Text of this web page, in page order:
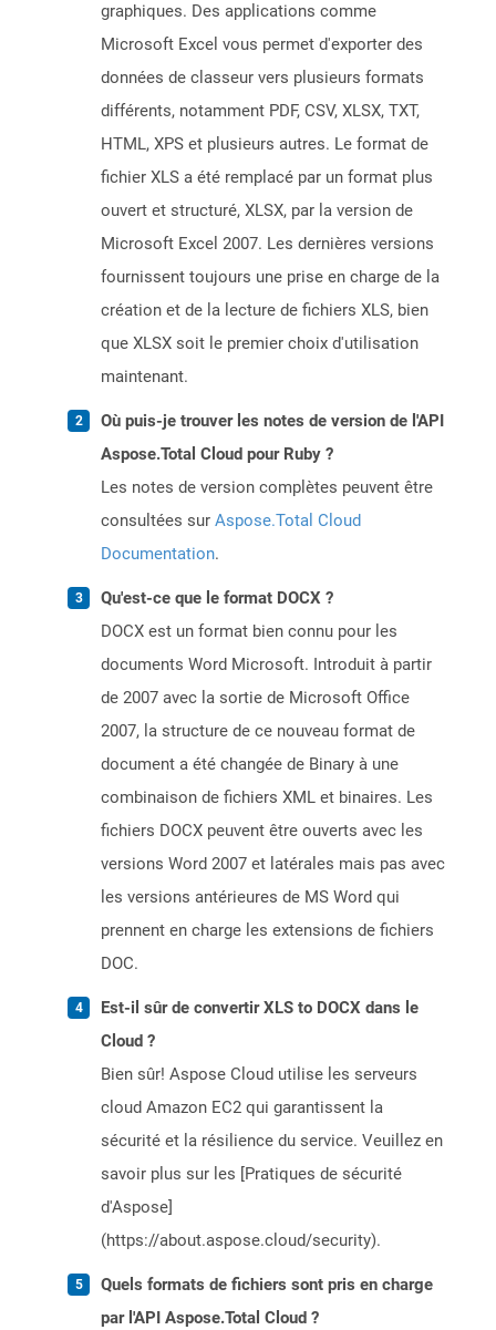
graphiques. Des applications comme
Microsoft Excel vous permet d'exporter des
données de classeur vers plusieurs formats
différents, notamment PDF, CSV, XLSX, TXT,
HTML, XPS et plusieurs autres. Le format de
fichier XLS a été remplacé par un format plus
ouvert et structuré, XLSX, par la version de
Microsoft Excel 2007. Les dernières versions
fournissent toujours une prise en charge de la
création et de la lecture de fichiers XLS, bien
que XLSX soit le premier choix d'utilisation
maintenant.
Où puis-je trouver les notes de version de l'API
Aspose.Total Cloud pour Ruby ?
Les notes de version complètes peuvent être
consultées sur Aspose.Total Cloud
Documentation.
Qu'est-ce que le format DOCX ?
DOCX est un format bien connu pour les
documents Word Microsoft. Introduit à partir
de 2007 avec la sortie de Microsoft Office
2007, la structure de ce nouveau format de
document a été changée de Binary à une
combinaison de fichiers XML et binaires. Les
fichiers DOCX peuvent être ouverts avec les
versions Word 2007 et latérales mais pas avec
les versions antérieures de MS Word qui
prennent en charge les extensions de fichiers
DOC.
Est-il sûr de convertir XLS to DOCX dans le
Cloud ?
Bien sûr! Aspose Cloud utilise les serveurs
cloud Amazon EC2 qui garantissent la
sécurité et la résilience du service. Veuillez en
savoir plus sur les [Pratiques de sécurité
d'Aspose]
(https://about.aspose.cloud/security).
Quels formats de fichiers sont pris en charge
par l'API Aspose.Total Cloud ?